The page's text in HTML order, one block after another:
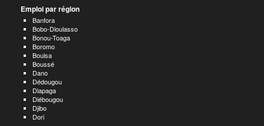
Emploi par région
Banfora
Bobo-Dioulasso
Bonou-Toaga
Boromo
Boulsa
Boussé
Dano
Dédougou
Diapaga
Diébougou
Djibo
Dori